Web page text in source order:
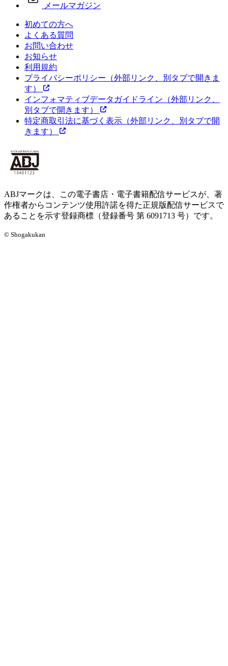
メールマガジン
初めての方へ
よくある質問
お問い合わせ
お知らせ
利用規約
プライバシーポリシー （外部リンク、別タブで開きま
す）
インフォマティブデータガイドライン （外部リンク、
別タブで開きます）
特定商取引法に基づく表示 （外部リンク、別タブで開
きます）
ABJマークは、この電子書店・電子書籍配信サービスが、著
作権者からコンテンツ使用許諾を得た正規版配信サービスで
あることを示す登録商標（登録番号 第 6091713 号）です。
© Shogakukan